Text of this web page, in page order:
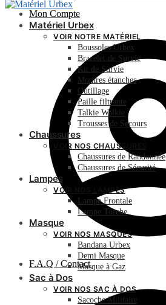
Mon Compte
F.A.Q / Contact
Matériel Urbex
VOIR NOTRE MATÉRIEL
Boussoles Urbex
Bracelet de Survie
Kit de Survie
Montres étanches
Outillage
Paille filtrante
Talkie Walkie
Trousses de Secours
Chaussures
VOIR NOS CHAUSSURES
Chaussures de Randonnée
Chaussures de Sécurité
Lampes
VOIR NOS LAMPES
Lampe Frontale
Lampe Torche
Masque
VOIR NOS MASQUES
Bandana Urbex
Demi Masque
Masque à Gaz
Sac à Dos
VOIR NOS SAC À DOS
Sacoche Militaire